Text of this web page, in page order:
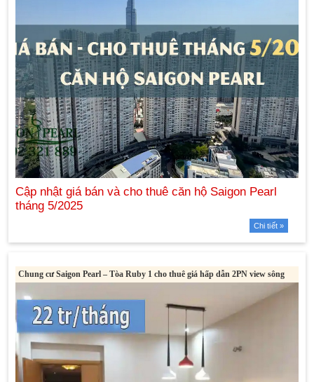
Chi tiết »
Chung cư Saigon Pearl – Tòa Ruby 1 cho thuê giá hấp dẫn 2PN view sông